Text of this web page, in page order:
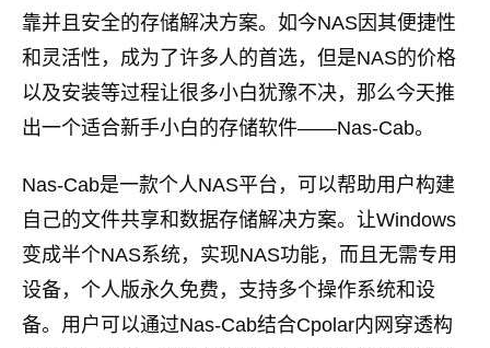
靠并且安全的存储解决方案。如今NAS因其便捷性
和灵活性，成为了许多人的首选，但是NAS的价格
以及安装等过程让很多小白犹豫不决，那么今天推
出一个适合新手小白的存储软件——Nas-Cab。
Nas-Cab是一款个人NAS平台，可以帮助用户构建
自己的文件共享和数据存储解决方案。让Windows
变成半个NAS系统，实现NAS功能，而且无需专用
设备，个人版永久免费，支持多个操作系统和设
备。用户可以通过Nas-Cab结合Cpolar内网穿透构